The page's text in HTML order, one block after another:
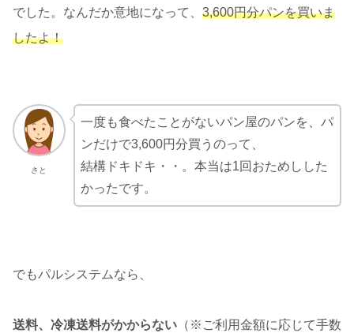
でした。なんだか意地になって、 3,600円分パンを買いま
したよ！
さと
一度も食べたことがないパン屋のパンを、パ
ンだけで3,600円分買うのって、
結構ドキドキ・・。本当は1回おためしした
かったです。
でもパルシステムなら、
送料、冷凍送料がかからない （※ご利用金額に応じて手数